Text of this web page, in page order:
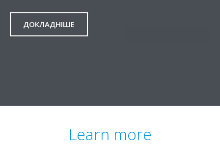
ДОКЛАДНІШЕ
Learn more